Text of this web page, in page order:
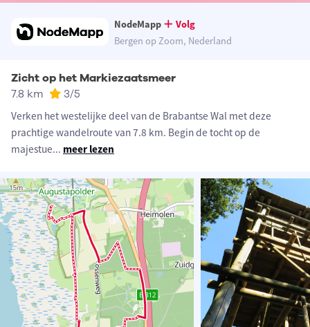
NodeMapp
Volg
Bergen op Zoom, Nederland
Zicht op het Markiezaatsmeer
7.8 km 3/5
Verken het westelijke deel van de Brabantse Wal met deze
prachtige wandelroute van 7.8 km. Begin de tocht op de
majestue... meer lezen